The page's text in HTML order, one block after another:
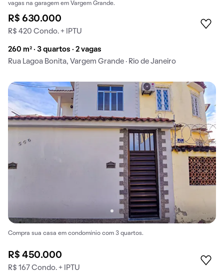
vagas na garagem em Vargem Grande.
R$ 630.000
R$ 420 Condo. + IPTU
260 m² · 3 quartos · 2 vagas
Rua Lagoa Bonita, Vargem Grande · Rio de Janeiro
Compra sua casa em condomínio com 3 quartos.
R$ 450.000
R$ 167 Condo. + IPTU